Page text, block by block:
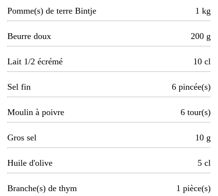
Pomme(s) de terre Bintje 1 kg
Beurre doux 200 g
Lait 1/2 écrémé 10 cl
Sel fin 6 pincée(s)
Moulin à poivre 6 tour(s)
Gros sel 10 g
Huile d'olive 5 cl
Branche(s) de thym 1 pièce(s)